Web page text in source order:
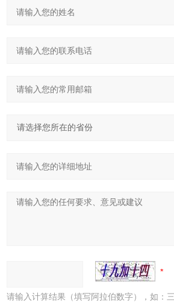
请输入计算结果（填写阿拉伯数字），如：